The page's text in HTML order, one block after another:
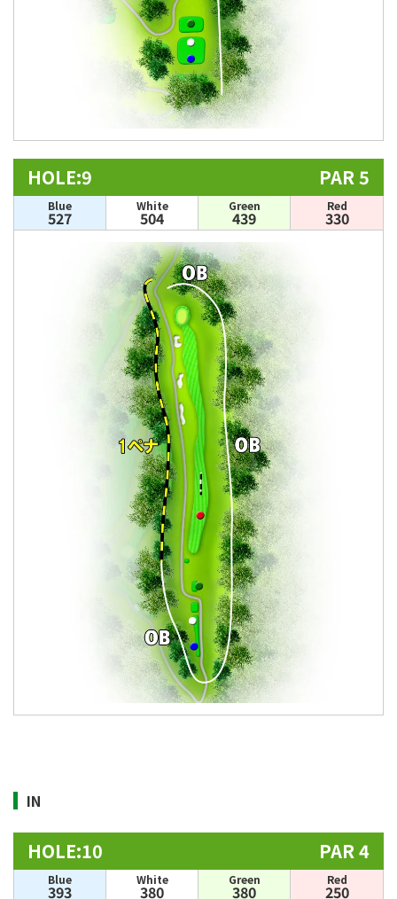
HOLE:9 PAR 5
Blue
527
White
504
Green
439
Red
330
IN
HOLE:10 PAR 4
Blue
393
White
380
Green
380
Red
250